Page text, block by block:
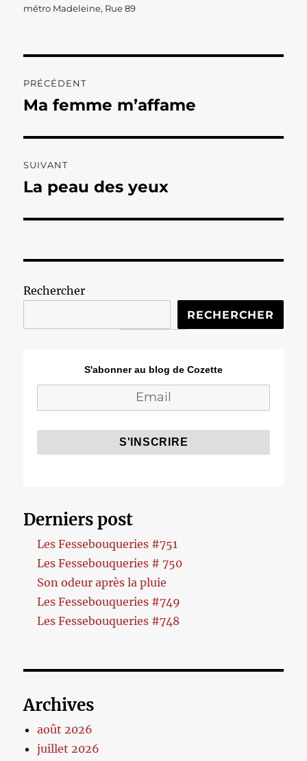
métro Madeleine, Rue 89
de
PRÉCÉDENT
Publication
Ma femme m’affame
SUIVANT
Publication
La peau des yeux
Rechercher
RECHERCHER
S'abonner au blog de Cozette
Derniers post
Les Fessebouqueries #751
Les Fessebouqueries # 750
Son odeur après la pluie
Les Fessebouqueries #749
Les Fessebouqueries #748
Archives
août 2026
juillet 2026